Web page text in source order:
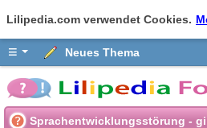
Lilipedia.com verwendet Cookies.
≡ Neues Thema
Sprachentwicklungsstörung - gibts hier